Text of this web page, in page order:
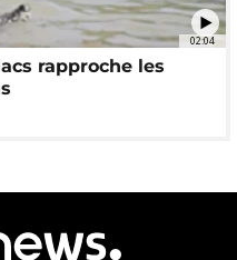
02:04
rapproche les